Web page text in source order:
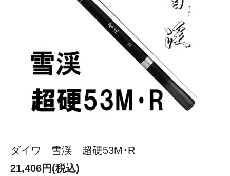
ダイワ 雪渓 超硬53M･R
21,406円(税込)